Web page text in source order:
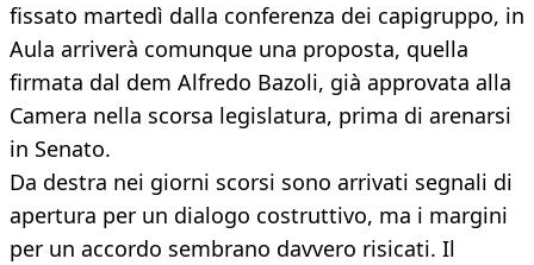
fissato martedì dalla conferenza dei capigruppo, in
Aula arriverà comunque una proposta, quella
firmata dal dem Alfredo Bazoli, già approvata alla
Camera nella scorsa legislatura, prima di arenarsi
in Senato.
Da destra nei giorni scorsi sono arrivati segnali di
apertura per un dialogo costruttivo, ma i margini
per un accordo sembrano davvero risicati. Il